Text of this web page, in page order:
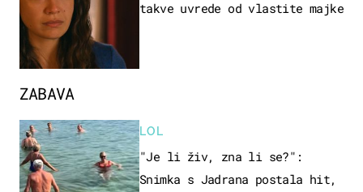
ZABAVA
LOL
"Je li živ, zna li se?":
Snimka s Jadrana postala hit,
takve uvrede od vlastite majke